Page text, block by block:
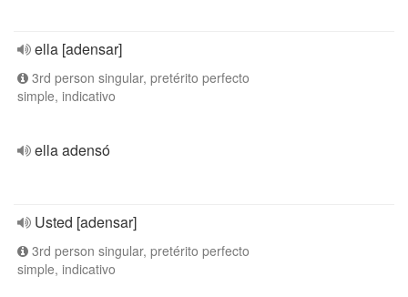
ella [adensar]
3rd person singular, pretérito perfecto
simple, indicativo
ella adensó
Usted [adensar]
3rd person singular, pretérito perfecto
simple, indicativo